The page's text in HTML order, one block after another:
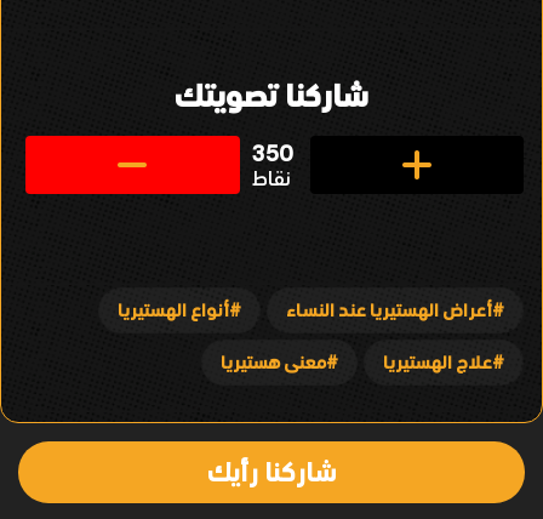
شاركنا تصويتك
350
نقاط
أعراض الهستيريا عند النساء أنواع الهستيريا
علاج الهستيريا معنى هستيريا
شاركنا رأيك